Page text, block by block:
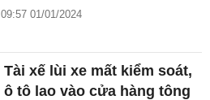
09:57 01/01/2024
Tài xế lùi xe mất kiểm soát,
ô tô lao vào cửa hàng tông